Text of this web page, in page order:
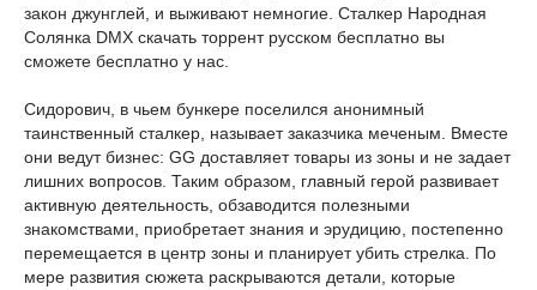
закон джунглей, и выживают немногие. Сталкер Народная
Солянка DMX скачать торрент русском бесплатно вы
сможете бесплатно у нас.
Сидорович, в чьем бункере поселился анонимный
таинственный сталкер, называет заказчика меченым. Вместе
они ведут бизнес: GG доставляет товары из зоны и не задает
лишних вопросов. Таким образом, главный герой развивает
активную деятельность, обзаводится полезными
знакомствами, приобретает знания и эрудицию, постепенно
перемещается в центр зоны и планирует убить стрелка. По
мере развития сюжета раскрываются детали, которые